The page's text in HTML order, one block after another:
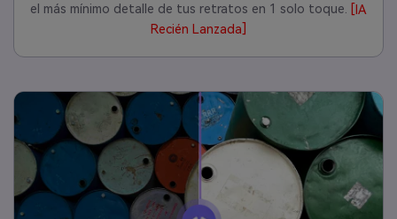
el más mínimo detalle de tus retratos en 1 solo toque.
[IA
Recién Lanzada]